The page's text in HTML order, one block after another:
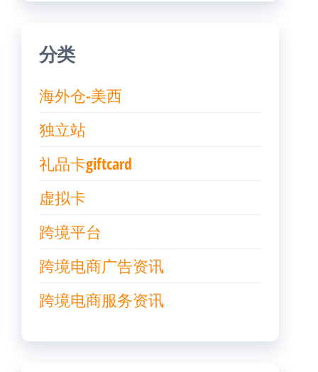
分类
海外仓-美西
独立站
礼品卡giftcard
虚拟卡
跨境平台
跨境电商广告资讯
跨境电商服务资讯